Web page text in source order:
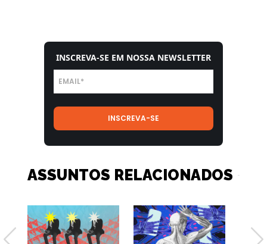
INSCREVA-SE EM NOSSA NEWSLETTER
ASSUNTOS RELACIONADOS